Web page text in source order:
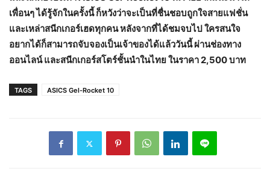
เพื่อนๆ ได้รู้จักในครั้งนี้ ก็หวังว่าจะเป็นที่ชื่นชอบถูกใจสายแฟชั่น
และเหล่าสนีกเกอร์เฮดทุกคน หลังจากที่ได้ชมจบไป ใครสนใจ
อยากได้ก็สามารถจับจองเป็นเจ้าของได้แล้ววันนี้ ผ่านช่องทาง
ออนไลน์ และสนีกเกอร์สโตร์ชั้นนำในไทย ในราคา 2,500 บาท
TAGS ASICS Gel-Rocket 10